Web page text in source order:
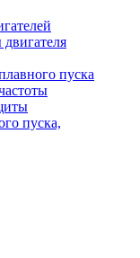
пуска
пуска,